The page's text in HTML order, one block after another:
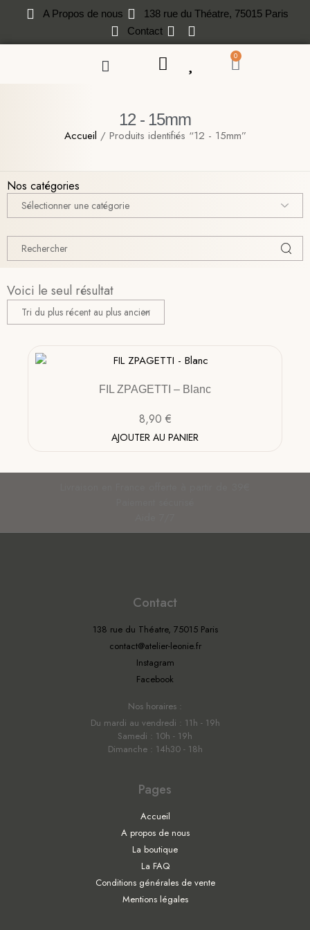
A Propos de nous
138 rue du Théatre, 75015 Paris
Contact
0
12 - 15mm
Accueil / Produits identifiés “12 - 15mm”
Nos catégories
Voici le seul résultat
FIL ZPAGETTI – Blanc
8,90 €
AJOUTER AU PANIER
Contact
138 rue du Théatre, 75015 Paris
contact@atelier-leonie.fr
Instagram
Facebook
Nos horaires :
Du mardi au vendredi : 11h - 19h
Samedi : 10h - 19h
Dimanche : 14h30 - 18h
Pages
Accueil
A propos de nous
La boutique
La FAQ
Conditions générales de vente
Mentions légales